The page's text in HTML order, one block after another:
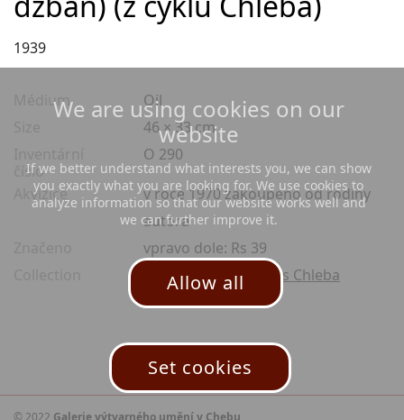
1939
Médium
Oil
46 × 33 cm
číslo
O 290
Akvizice
v roce 1970 zakoupeno od rodiny
autora
vpravo dole: Rs 39
Václava Rabas, cyklus Chleba
We are using cookies on our
website
If we better understand what interests you, we can show
you exactly what you are looking for. We use cookies to
analyze information so that our website works well and
we can further improve it.
Allow all
Set cookies